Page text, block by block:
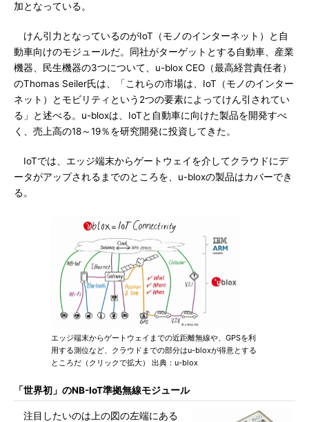
加となっている。
けん引力となっているのがIoT（モノのインターネット）と自
動車向けのモジュールだ。同社がターゲットとする自動車、産業
機器、民生機器の3つについて、u-blox CEO（最高経営責任者）
のThomas Seiler氏は、「これらの市場は、IoT（モノのインター
ネット）とモビリティという2つの要素によってけん引されてい
る」と述べる。u-bloxは、IoTと自動車に向けた製品を開発すべ
く、売上高の18～19％を研究開発に投資してきた。
IoTでは、エッジ端末からゲートウェイを介してクラウドにデ
ータがアップされるまでのところを、u-bloxの製品はカバーでき
る。
エッジ端末からゲートウェイまでの近距離無線や、GPSを利
用する測位など、クラウドまでの部分はu-bloxが得意とする
ところだ（クリックで拡大） 出典：u-blox
「世界初」のNB-IoT準拠無線モジュール
注目したいのは上の図の左端にある